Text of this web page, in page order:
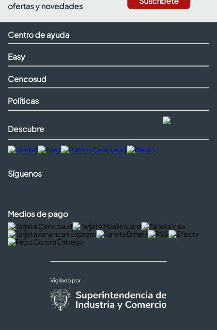
ofertas y novedades
Centro de ayuda
Easy
Cencosud
Políticas
Descubre
Síguenos
Medios de pago